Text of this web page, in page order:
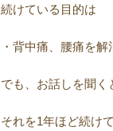
続けている目的は
・背中痛、腰痛を解
でも、お話しを聞く
それを1年ほど続け